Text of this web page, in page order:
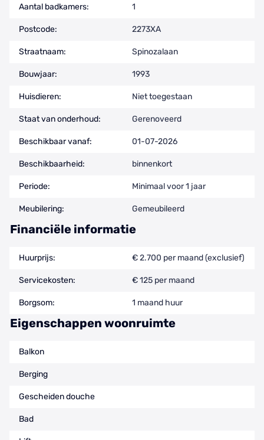
Aantal badkamers: 1
Postcode: 2273XA
Straatnaam: Spinozalaan
Bouwjaar: 1993
Huisdieren: Niet toegestaan
Staat van onderhoud: Gerenoveerd
Beschikbaar vanaf: 01-07-2026
Beschikbaarheid: binnenkort
Periode: Minimaal voor 1 jaar
Meubilering: Gemeubileerd
Financiële informatie
Huurprijs: € 2.700 per maand (exclusief)
Servicekosten: € 125 per maand
Borgsom: 1 maand huur
Eigenschappen woonruimte
Balkon
Berging
Gescheiden douche
Bad